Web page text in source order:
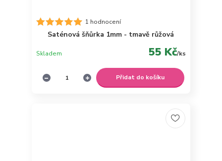
1 hodnocení
Saténová šňůrka 1mm - tmavě růžová
55 Kč/ks
Skladem
Přidat do košíku